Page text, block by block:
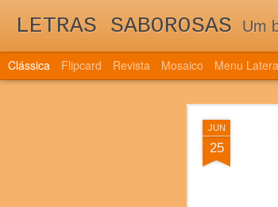
JUN
25
LETRAS SABOROSAS Um blog
Clássica Flipcard Revista Mosaico Menu
DOS